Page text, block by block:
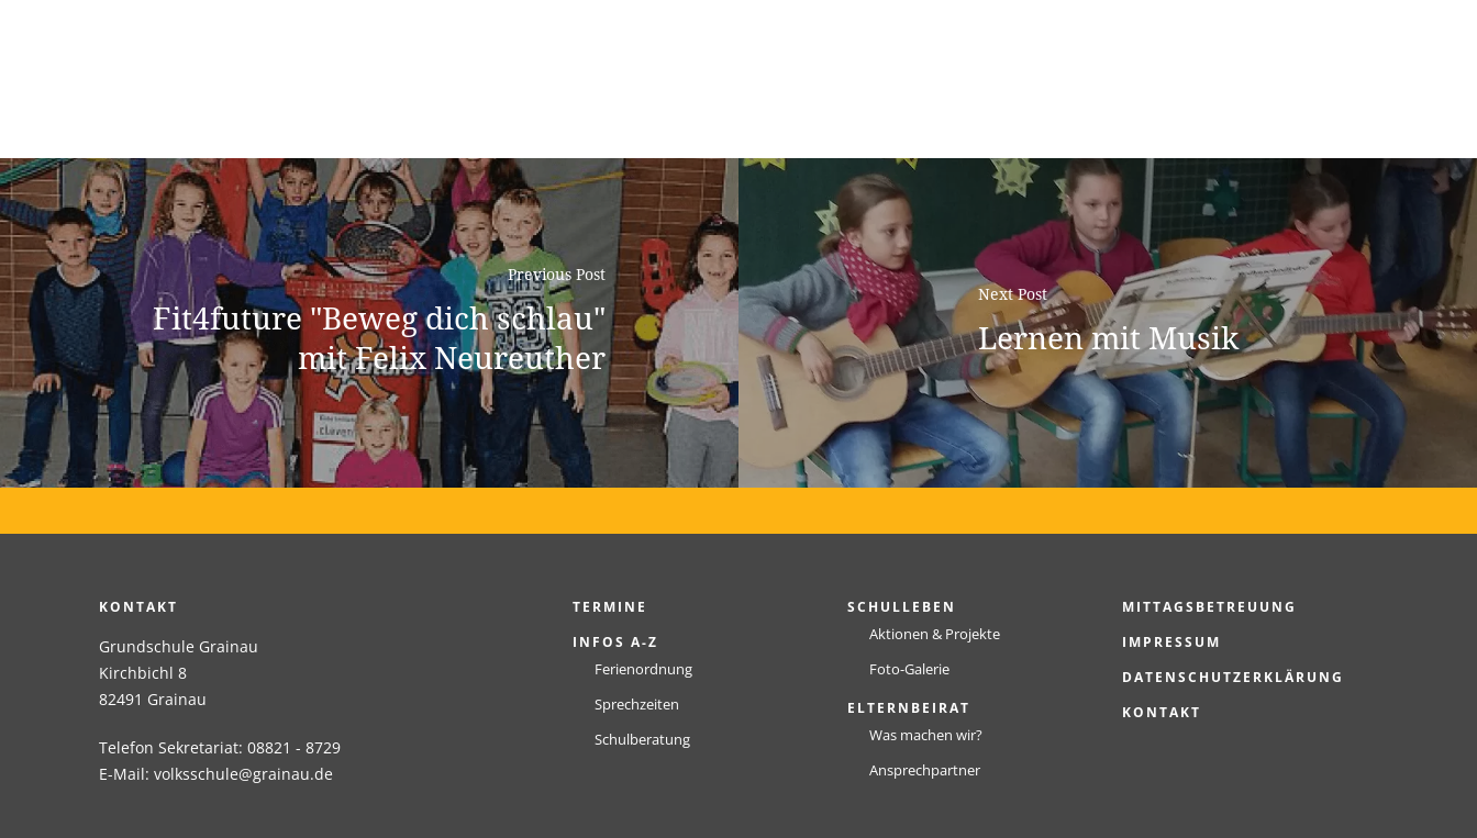
Previous Post
Fit4future "Beweg dich schlau"
mit Felix Neureuther
Next Post
Lernen mit Musik
KONTAKT
Grundschule Grainau
Kirchbichl 8
82491 Grainau
Telefon Sekretariat: 08821 - 8729
E-Mail: volksschule@grainau.de
TERMINE
INFOS A-Z
Ferienordnung
Sprechzeiten
Schulberatung
SCHULLEBEN
Aktionen & Projekte
Foto-Galerie
ELTERNBEIRAT
Was machen wir?
Ansprechpartner
MITTAGSBETREUUNG
IMPRESSUM
DATENSCHUTZERKLÄRUNG
KONTAKT